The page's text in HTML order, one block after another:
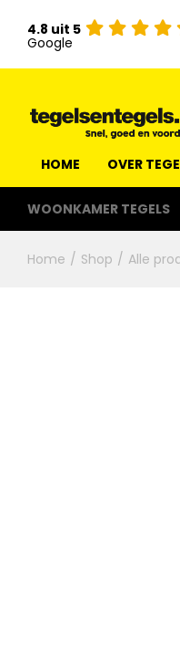
4.8 uit 5
Google
HOME OVER
WOONKAMER TEGELS
Home / Shop / Alle